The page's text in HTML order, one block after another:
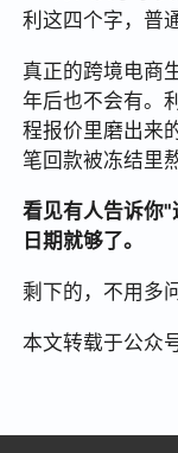
利这四个字，普
真正的跨境电商
年后也不会有。
程报价里磨出来
笔回款被冻结里
看见有人告诉你
日期就够了。
剩下的，不用多问
本文转载于公众